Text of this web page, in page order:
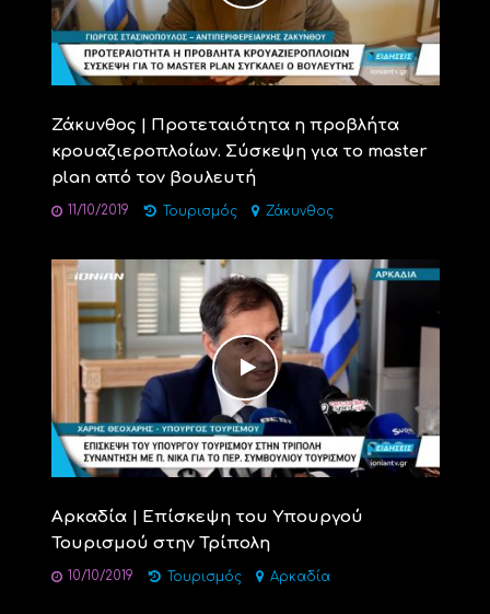
Ζάκυνθος | Προτεταιότητα η προβλήτα
κρουαζιεροπλοίων. Σύσκεψη για το master
plan από τον βουλευτή
11/10/2019 Τουρισμός Ζάκυνθος
Αρκαδία | Επίσκεψη του Υπουργού
Τουρισμού στην Τρίπολη
10/10/2019 Τουρισμός Αρκαδία